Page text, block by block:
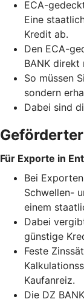
ECA-
Eine
Kredit ab.
Den ECA-
BANK direkt
So müssen
sondern
Dabei sind
Für Exporte in
Bei
Schwellen-
einem
Dabei
günstige
Feste
Kaufanreiz.
Die DZ